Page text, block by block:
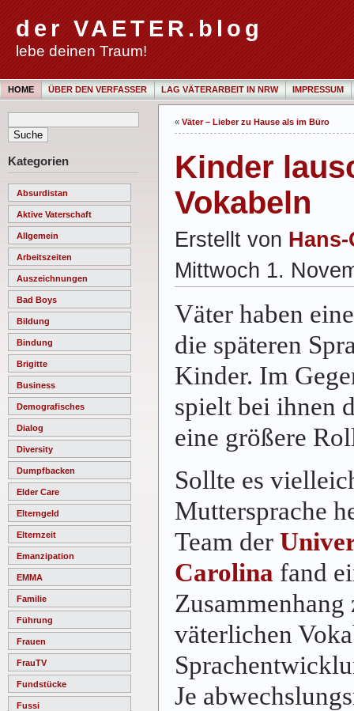
der VAETER.blog
lebe deinen Traum!
HOME ÜBER DEN VERFASSER LAG VÄTERARBEIT IN NRW IMPRESSUM
Kategorien
Absurdistan
Aktive Vaterschaft
Allgemein
Arbeitszeiten
Auszeichnungen
Bad Boys
Bildung
Bindung
Brigitte
Business
Demografisches
Dialog
Diversity
Dumpfbacken
Elder Care
Elterngeld
Elternzeit
Emanzipation
EMMA
Familie
Führung
Frauen
FrauTV
Fundstücke
Fussi
« Väter – Lieber zu Hause als im Büro
Kinder
Vokabeln
Erstellt von
Mittwoch 1.
Väter haben
die späteren
Kinder. Im
spielt bei ihnen
eine größere
Sollte es
Muttersprache
Team der
Carolina fand
väterlichen
Je